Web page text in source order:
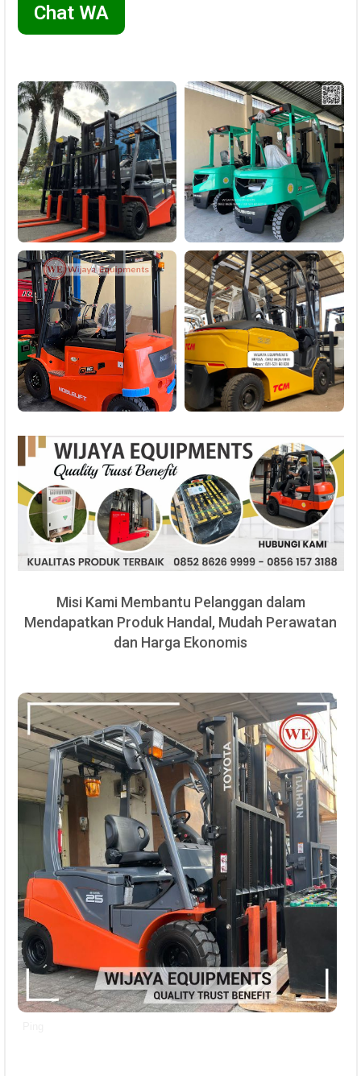
Chat WA
Misi Kami Membantu Pelanggan dalam
Mendapatkan Produk Handal, Mudah Perawatan
dan Harga Ekonomis